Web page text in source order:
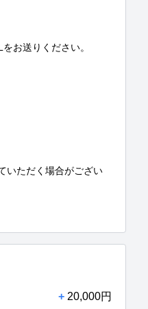
お送りください。
いただく場合がござい
+ 20,000円